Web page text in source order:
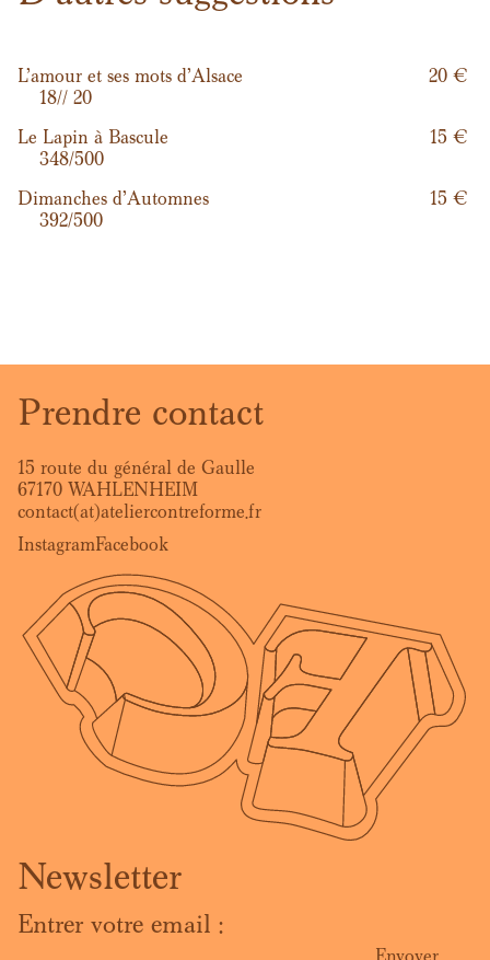
L'amour et ses mots d'Alsace
18// 20
20 €
Le Lapin à Bascule
348/500
15 €
Dimanches d'Automnes
392/500
15 €
Newsletter
Entrer votre email :
Prendre contact
15 route du général de Gaulle
67170 WAHLENHEIM
contact(at)ateliercontreforme.fr
InstagramFacebook